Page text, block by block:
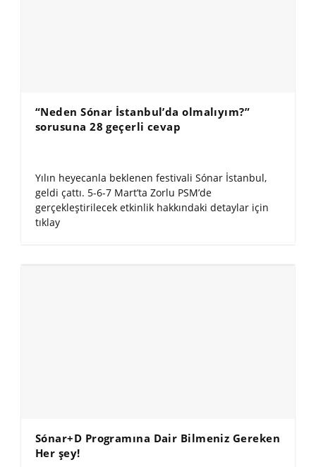
“Neden Sónar İstanbul’da olmalıyım?”
sorusuna 28 geçerli cevap
Yılın heyecanla beklenen festivali Sónar İstanbul,
geldi çattı. 5-6-7 Mart’ta Zorlu PSM’de
gerçekleştirilecek etkinlik hakkındaki detaylar için
tıklay
Sónar+D Programına Dair Bilmeniz Gereken
Her şey!